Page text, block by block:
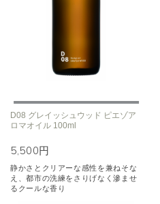
D08 グレイッシュウッド ピエゾア
ロマオイル 100ml
5,500円
静かさとクリアーな感性を兼ねそな
え、都市の洗練をさりげなく滲ませ
るクールな香り